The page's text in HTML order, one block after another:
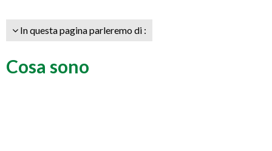
In questa pagina parleremo di :
Cosa sono